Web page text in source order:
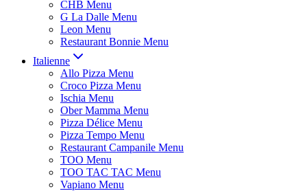
CHB Menu
G La Dalle Menu
Leon Menu
Restaurant Bonnie Menu
Italienne
Allo Pizza Menu
Croco Pizza Menu
Ischia Menu
Ober Mamma Menu
Pizza Délice Menu
Pizza Tempo Menu
Restaurant Campanile Menu
TOO Menu
TOO TAC TAC Menu
Vapiano Menu